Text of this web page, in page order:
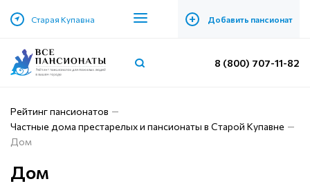
Старая Купавна + Добавить пансионат
8 (800) 707-11-82
Рейтинг пансионатов
Частные дома престарелых и пансионаты в Старой Купавне
Дом
Дом